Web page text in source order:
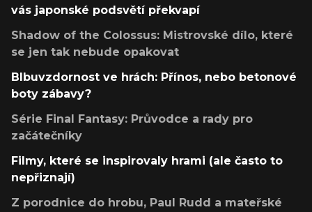
vás japonské podsvětí překvapí
Shadow of the Colossus: Mistrovské dílo, které
se jen tak nebude opakovat
Blbuvzdornost ve hrách: Přínos, nebo betonové
boty zábavy?
Série Final Fantasy: Průvodce a rady pro
začátečníky
Filmy, které se inspirovaly hrami (ale často to
nepřiznají)
Z porodnice do hrobu, Paul Rudd a mateřské